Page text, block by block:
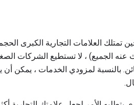
عنه الجميع) ، لا تستطيع الشركات
بالنسبة لمزودي الخدمات ، يمكن